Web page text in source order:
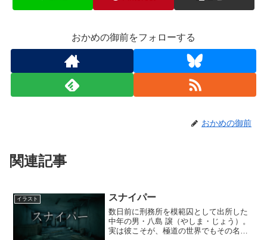
おかめの御前をフォローする
おかめの御前
関連記事
イラスト スナイパー
数日前に刑務所を模範囚として出所した
中年の男・八島 譲（やしま・じょう）。
実は彼こそが、極道の世界でもその名を